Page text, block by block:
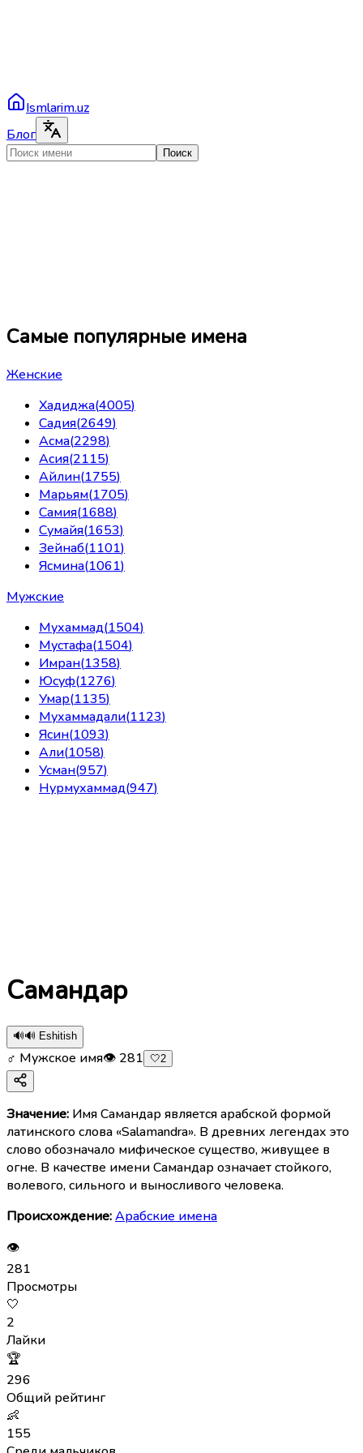
Ismlarim.uz
Блог
Поиск
Самые популярные имена
Женские
Хадиджа(4005)
Садия(2649)
Асма(2298)
Асия(2115)
Айлин(1755)
Марьям(1705)
Самия(1688)
Сумайя(1653)
Зейнаб(1101)
Ясмина(1061)
Мужские
Мухаммад(1504)
Мустафа(1504)
Имран(1358)
Юсуф(1276)
Умар(1135)
Мухаммадали(1123)
Ясин(1093)
Али(1058)
Усман(957)
Нурмухаммад(947)
Самандар
🔊🔊 Eshitish
♂ Мужское имя👁 281 🤍2
Значение: Имя Самандар является арабской формой
латинского слова «Salamandra». В древних легендах это
слово обозначало мифическое существо, живущее в
огне. В качестве имени Самандар означает стойкого,
волевого, сильного и выносливого человека.
Происхождение:Арабские имена
👁
281
Просмотры
🤍
2
Лайки
🏆
296
Общий рейтинг
👶
155